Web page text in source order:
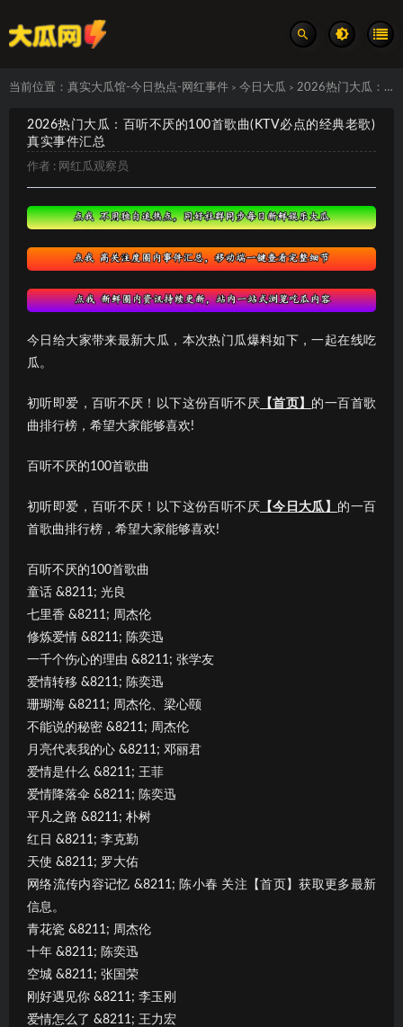
当前位置： 真实大瓜馆-今日热点-网红事件 > 今日大瓜 > 2026热门大瓜：百听不厌的100首歌曲(KTV必点的经典老歌) 真实事件汇总
2026热门大瓜：百听不厌的100首歌曲(KTV必点的经典老歌)
真实事件汇总
作者 : 网红瓜观察员
今日给大家带来最新大瓜，本次热门瓜爆料如下，一起在线吃
瓜。
初听即爱，百听不厌！以下这份百听不厌【首页】 的一百首歌
曲排行榜，希望大家能够喜欢!
百听不厌的100首歌曲
初听即爱，百听不厌！以下这份百听不厌【今日大瓜】 的一百
首歌曲排行榜，希望大家能够喜欢!
百听不厌的100首歌曲
童话 &8211; 光良
七里香 &8211; 周杰伦
修炼爱情 &8211; 陈奕迅
一千个伤心的理由 &8211; 张学友
爱情转移 &8211; 陈奕迅
珊瑚海 &8211; 周杰伦、梁心颐
不能说的秘密 &8211; 周杰伦
月亮代表我的心 &8211; 邓丽君
爱情是什么 &8211; 王菲
爱情降落伞 &8211; 陈奕迅
平凡之路 &8211; 朴树
红日 &8211; 李克勤
天使 &8211; 罗大佑
网络流传内容记忆 &8211; 陈小春 关注【首页】获取更多最新
信息。
青花瓷 &8211; 周杰伦
十年 &8211; 陈奕迅
空城 &8211; 张国荣
刚好遇见你 &8211; 李玉刚
爱情怎么了 &8211; 王力宏